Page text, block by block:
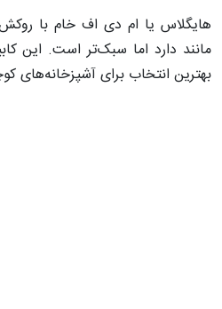
هایگلاس یا ام دی اف خام با
مانند دارد اما سبک‌تر است. این
بهترین انتخاب برای آشپزخانه‌های‌‌